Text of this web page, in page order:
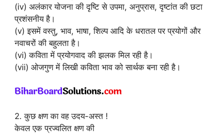
(iv) अलंकार योजना की दृष्टि से उपमा, अनुप्रास, दृष्टांत की छटा
प्रशंसनीय है।
(v) इसमें वस्तु, भाव, भाषा, शिल्प आदि के धरातल पर प्रयोगों और
नवाचरों की बहुलता है।
(vi) कविता में प्रयोगवाद की झलक मिल रही है।
(vii) ओजगुण में लिखी कविता भाव को सार्थक बना रही है।
2. कुछ क्षण का वह उदय-अस्त !
केवल एक प्रज्वलित क्षण की